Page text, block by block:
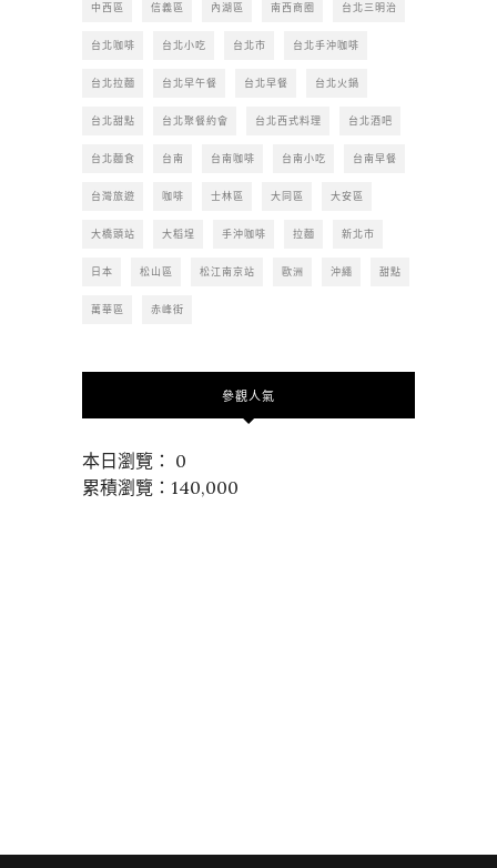
中西區 信義區 內湖區 南西商圈 台北三明治
台北咖啡 台北小吃 台北市 台北手沖咖啡
台北拉麵 台北早午餐 台北早餐 台北火鍋
台北甜點 台北聚餐約會 台北西式料理 台北酒吧
台北麵食 台南 台南咖啡 台南小吃 台南早餐
台灣旅遊 咖啡 士林區 大同區 大安區
大橋頭站 大稻埕 手沖咖啡 拉麵 新北市
日本 松山區 松江南京站 歐洲 沖繩 甜點
萬華區 赤峰街
參觀人氣
本日瀏覽： 0
累積瀏覽：140,000